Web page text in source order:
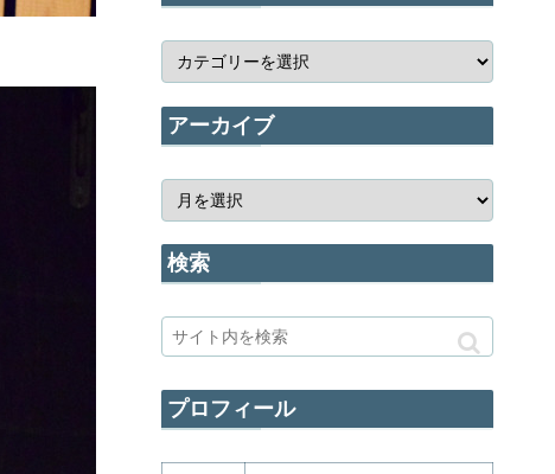
アーカイブ
検索
プロフィール